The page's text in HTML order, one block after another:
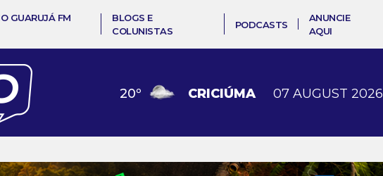
GUARUJÁ FM
BLOGS E
COLUNISTAS
PODCASTS
ANUNCIE
AQUI
20º CRICIÚMA 07 AUGUST 2026